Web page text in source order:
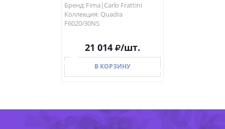
Бренд: Fima|Carlo Frattini
Коллекция: Quadra
F6020/30NS
21 014 /шт.
В КОРЗИНУ
-53%
-
-40%